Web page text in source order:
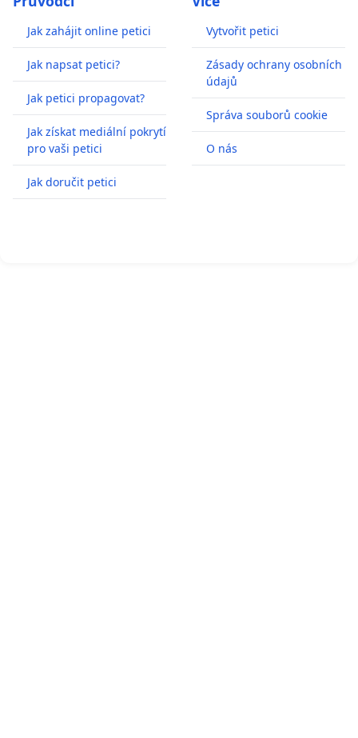
Jak zahájit online petici
Jak napsat petici?
Jak petici propagovat?
Jak získat mediální pokrytí
pro vaši petici
Jak doručit petici
Vytvořit petici
Zásady ochrany osobních
údajů
Správa souborů cookie
O nás